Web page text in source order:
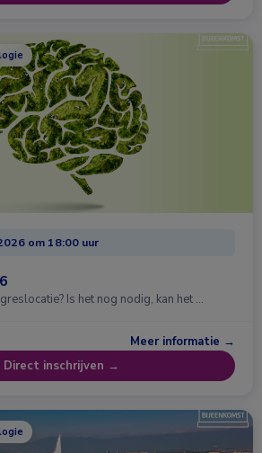
om 18:00 uur
Is het nog nodig, kan het …
Meer informatie →
Direct inschrijven →